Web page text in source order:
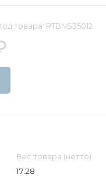
товара: RTBNS35012
Вес товара (нетто)
17.28